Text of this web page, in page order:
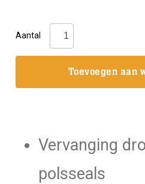
Aantal
Beaver:
Polsseals
Toevoegen aan
Vervanging
polsseals